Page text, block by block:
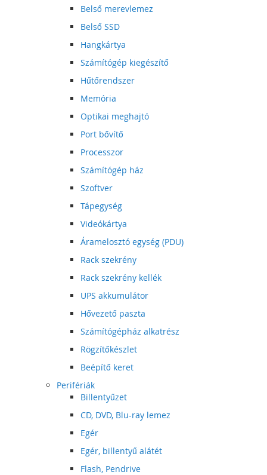
Belső merevlemez
Belső SSD
Hangkártya
Számítógép kiegészítő
Hűtőrendszer
Memória
Optikai meghajtó
Port bővítő
Processzor
Számítógép ház
Szoftver
Tápegység
Videókártya
Áramelosztó egység (PDU)
Rack szekrény
Rack szekrény kellék
UPS akkumulátor
Hővezető paszta
Számítógépház alkatrész
Rögzítőkészlet
Beépítő keret
Perifériák
Billentyűzet
CD, DVD, Blu-ray lemez
Egér
Egér, billentyű alátét
Flash, Pendrive